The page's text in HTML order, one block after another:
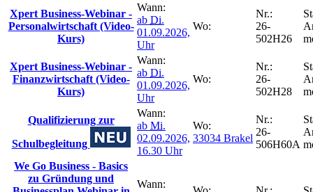
Xpert Business-Webinar -
Personalwirtschaft (Video-
Kurs)
Wann:
ab Di.
01.09.2026,
Uhr
Wo:
Nr.:
26-
502H26
Xpert Business-Webinar -
Finanzwirtschaft (Video-
Kurs)
Wann:
ab Di.
01.09.2026,
Uhr
Wo:
Nr.:
26-
502H28
Qualifizierung zur
Schulbegleitung
Wann:
ab Mi.
02.09.2026,
16.30 Uhr
Wo:
33034 Brakel
Nr.:
26-
506H60A
We Go Business - Basics
zu Gründung und
Wann: